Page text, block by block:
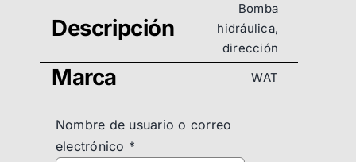
Descripción
Bomba
hidráulica,
dirección
Marca WAT
Nombre de usuario o correo
electrónico *